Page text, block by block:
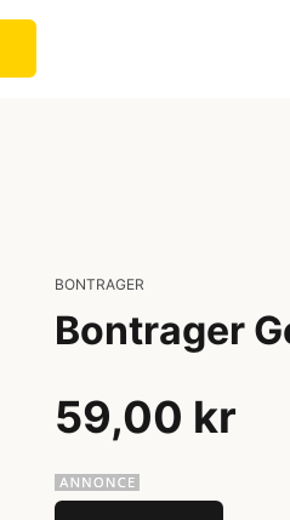
BONTRAGER
Bontrager
59,00 kr